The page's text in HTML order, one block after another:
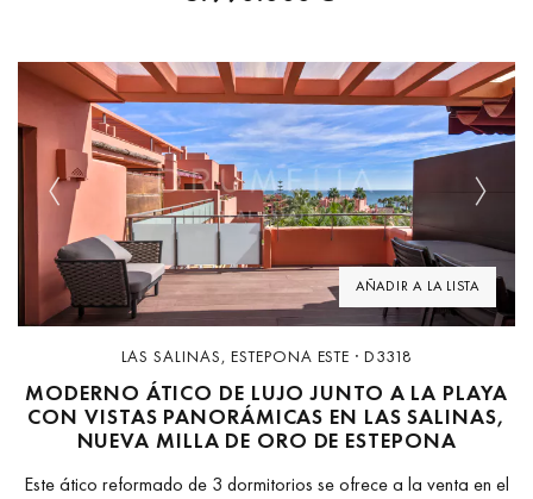
AÑADIR A LA LISTA
Previous Next
LAS SALINAS, ESTEPONA ESTE · D3318
MODERNO ÁTICO DE LUJO JUNTO A LA PLAYA
CON VISTAS PANORÁMICAS EN LAS SALINAS,
NUEVA MILLA DE ORO DE ESTEPONA
Este ático reformado de 3 dormitorios se ofrece a la venta en el